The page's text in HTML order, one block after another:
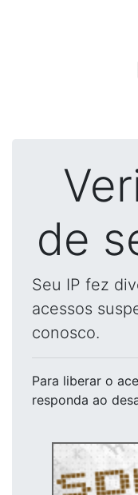
de
Seu IP fez
acessos
conosco.
Para liberar o
responda ao